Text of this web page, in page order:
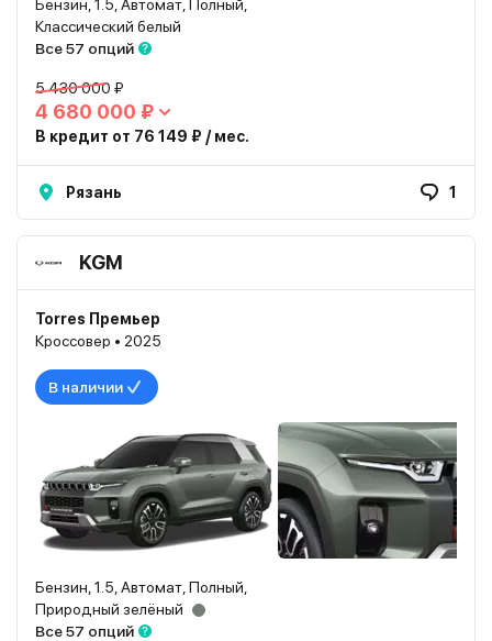
Бензин, 1.5, Автомат, Полный,
Классический белый
Все 57 опций
5 430 000 ₽
4 680 000 ₽
В кредит от 76 149 ₽ / мес.
Рязань 1
KGM
Torres Премьер
Кроссовер • 2025
В наличии
Бензин, 1.5, Автомат, Полный,
Природный зелёный
Все 57 опций